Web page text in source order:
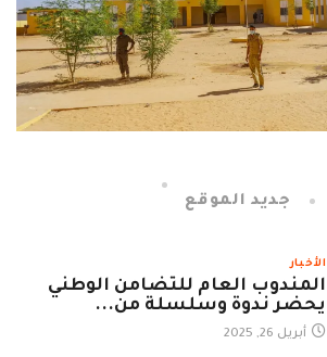
جديد الموقع
الأخبار
المندوب العام للتضامن الوطني
يحضر ندوة وسلسلة من...
أبريل 26, 2025